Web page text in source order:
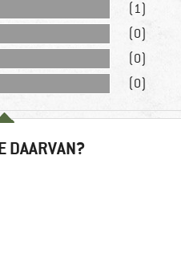
(1)
(0)
(0)
(0)
DAARVAN?